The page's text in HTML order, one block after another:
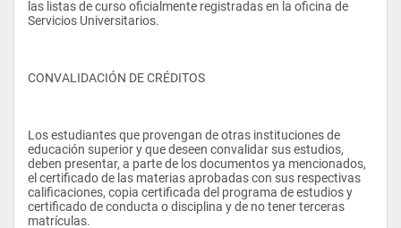
prácticas profesionales en empresas y organizaciones en
cualquier sector productivo donde éstas se encuentren. Para
existentes en el mercado.
APOYO ACADÉMICO
Como apoyo al proceso de enseñanza – aprendizaje de los
Derecho Económico Internacional
Negociación y Manejo de Conflictos
Prácticas Inglés I
SÉPTIMO SEMESTRE
las listas de curso oficialmente registradas en la oficina de
Servicios Universitarios.
CONVALIDACIÓN DE CRÉDITOS
Los estudiantes que provengan de otras instituciones de
educación superior y que deseen convalidar sus estudios,
deben presentar, a parte de los documentos ya mencionados,
el certificado de las materias aprobadas con sus respectivas
calificaciones, copia certificada del programa de estudios y
certificado de conducta o disciplina y de no tener terceras
matrículas.